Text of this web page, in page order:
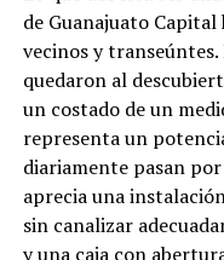
de Guanajuato
vecinos y transeúntes.
quedaron al
un costado de un
representa un
diariamente pasan
aprecia una
sin canalizar
y una caja con